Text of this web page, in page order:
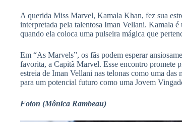
A querida Miss Marvel, Kamala Khan, fez sua
interpretada pela talentosa Iman Vellani. Kamala
quando ela coloca uma pulseira mágica que
Em “As Marvels”, os fãs podem esperar
favorita, a Capitã Marvel. Esse encontro promete
estreia de Iman Vellani nas telonas como uma
para um potencial futuro como uma Jovem
Foton (Mônica Rambeau)